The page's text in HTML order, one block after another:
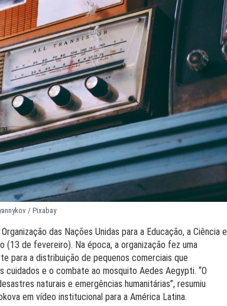
/ Pixabay
das Nações Unidas para a Educação, a Ciência e
(13 de fevereiro). Na época, a organização fez uma
para a distribuição de pequenos comerciais que
e o combate ao mosquito Aedes Aegypti. “O
naturais e emergências humanitárias”, resumiu
em vídeo institucional para a América Latina.